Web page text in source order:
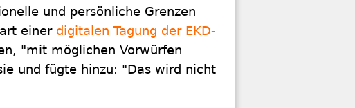
und persönliche Grenzen
einer digitalen Tagung der EKD-
"mit möglichen Vorwürfen
und fügte hinzu: "Das wird nicht